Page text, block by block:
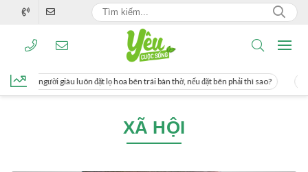
người giàu luôn đặt lọ hoa bên trái bàn thờ, nếu đặt bên phải thì sao?
XÃ HỘI